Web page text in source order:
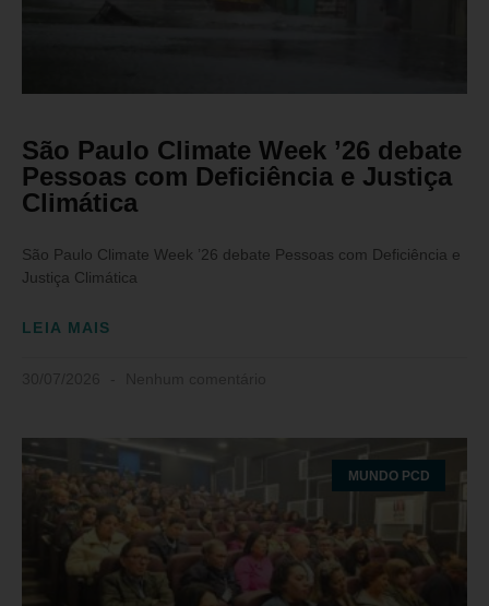
São Paulo Climate Week ’26 debate
Pessoas com Deficiência e Justiça
Climática
São Paulo Climate Week ’26 debate Pessoas com Deficiência e
Justiça Climática
LEIA MAIS
MUNDO PCD